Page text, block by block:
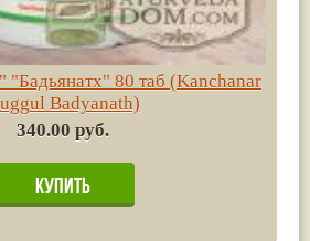
"Бадьянатх" 80 таб (Kanchanar
Badyanath)
340.00 руб.